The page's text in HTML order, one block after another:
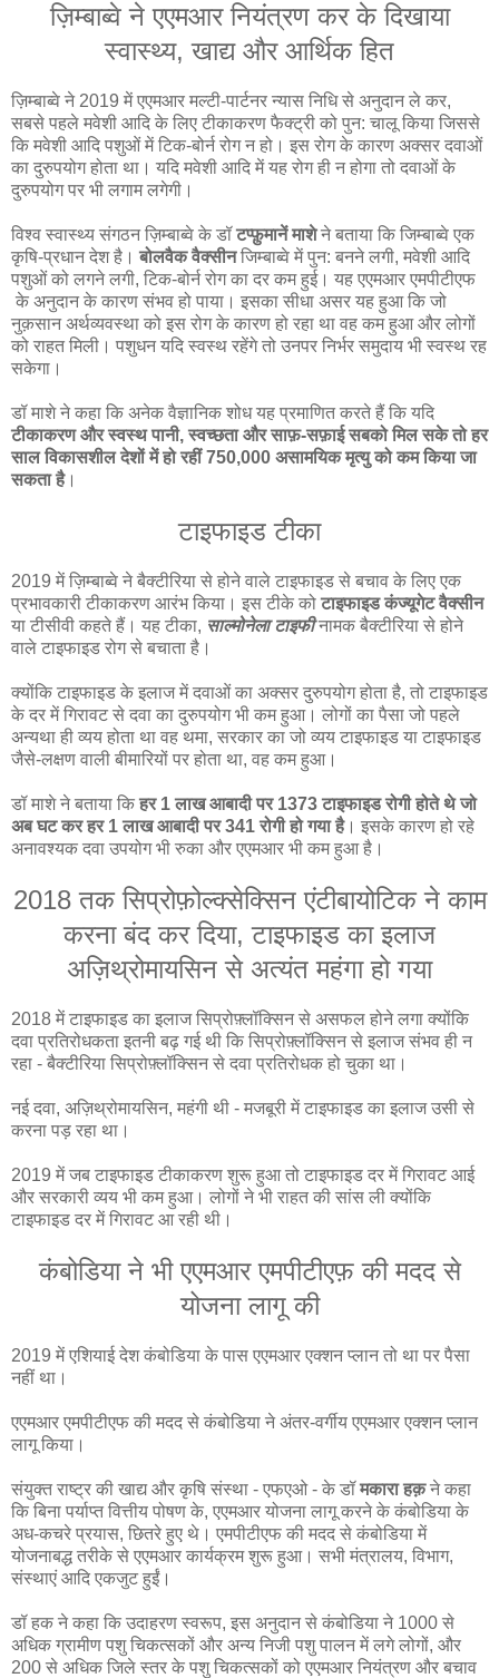
ज़िम्बाब्वे ने एएमआर नियंत्रण कर के दिखाया
स्वास्थ्य, खाद्य और आर्थिक हित
ज़िम्बाब्वे ने 2019 में एएमआर मल्टी-पार्टनर न्यास निधि से अनुदान ले कर,
सबसे पहले मवेशी आदि के लिए टीकाकरण फैक्ट्री को पुन: चालू किया जिससे
कि मवेशी आदि पशुओं में टिक-बोर्न रोग न हो। इस रोग के कारण अक्सर दवाओं
का दुरुपयोग होता था। यदि मवेशी आदि में यह रोग ही न होगा तो दवाओं के
दुरुपयोग पर भी लगाम लगेगी।
विश्व स्वास्थ्य संगठन ज़िम्बाब्वे के डॉटप्फ़ुमानें माशेने बताया कि जिम्बाब्वे एक
कृषि-प्रधान देश है।बोलवैक वैक्सीनजिम्बाब्वे में पुन: बनने लगी, मवेशी आदि
पशुओं को लगने लगी, टिक-बोर्न रोग का दर कम हुई। यह एएमआर एमपीटीएफ
के अनुदान के कारण संभव हो पाया। इसका सीधा असर यह हुआ कि जो
नुक़सान अर्थव्यवस्था को इस रोग के कारण हो रहा था वह कम हुआ और लोगों
को राहत मिली। पशुधन यदि स्वस्थ रहेंगे तो उनपर निर्भर समुदाय भी स्वस्थ रह
सकेगा।
डॉ माशे ने कहा कि अनेक वैज्ञानिक शोध यह प्रमाणित करते हैं कि यदि
टीकाकरण और स्वस्थ पानी, स्वच्छता और साफ़-सफ़ाई सबको मिल सके तो हर
साल विकासशील देशों में हो रहीं 750,000 असामयिक मृत्यु को कम किया जा
सकता है।
टाइफाइड टीका
2019 में ज़िम्बाब्वे ने बैक्टीरिया से होने वाले टाइफाइड से बचाव के लिए एक
प्रभावकारी टीकाकरण आरंभ किया। इस टीके कोटाइफाइड कंज्यूगेट वैक्सीन
या टीसीवी कहते हैं। यह टीका, साल्मोनेला टाइफीनामक बैक्टीरिया से होने
वाले टाइफाइड रोग से बचाता है।
क्योंकि टाइफाइड के इलाज में दवाओं का अक्सर दुरुपयोग होता है, तो टाइफाइड
के दर में गिरावट से दवा का दुरुपयोग भी कम हुआ। लोगों का पैसा जो पहले
अन्यथा ही व्यय होता था वह थमा, सरकार का जो व्यय टाइफाइड या टाइफाइड
जैसे-लक्षण वाली बीमारियों पर होता था, वह कम हुआ।
डॉ माशे ने बताया किहर 1 लाख आबादी पर 1373 टाइफाइड रोगी होते थे जो
अब घट कर हर 1 लाख आबादी पर 341 रोगी हो गया है। इसके कारण हो रहे
अनावश्यक दवा उपयोग भी रुका और एएमआर भी कम हुआ है।
2018 तक सिप्रोफ़ोल्क्सेक्सिन एंटीबायोटिक ने काम
करना बंद कर दिया, टाइफाइड का इलाज
अज़िथ्रोमायसिन से अत्यंत महंगा हो गया
2018 में टाइफाइड का इलाज सिप्रोफ़्लॉक्सिन से असफल होने लगा क्योंकि
दवा प्रतिरोधकता इतनी बढ़ गई थी कि सिप्रोफ़्लॉक्सिन से इलाज संभव ही न
रहा - बैक्टीरिया सिप्रोफ़्लॉक्सिन से दवा प्रतिरोधक हो चुका था।
नई दवा, अज़िथ्रोमायसिन, महंगी थी - मजबूरी में टाइफाइड का इलाज उसी से
करना पड़ रहा था।
2019 में जब टाइफाइड टीकाकरण शुरू हुआ तो टाइफाइड दर में गिरावट आई
और सरकारी व्यय भी कम हुआ। लोगों ने भी राहत की सांस ली क्योंकि
टाइफाइड दर में गिरावट आ रही थी।
कंबोडिया ने भी एएमआर एमपीटीएफ़ की मदद से
योजना लागू की
2019 में एशियाई देश कंबोडिया के पास एएमआर एक्शन प्लान तो था पर पैसा
नहीं था।
एएमआर एमपीटीएफ की मदद से कंबोडिया ने अंतर-वर्गीय एएमआर एक्शन प्लान
लागू किया।
संयुक्त राष्ट्र की खाद्य और कृषि संस्था - एफएओ - के डॉमकारा हक़ने कहा
कि बिना पर्याप्त वित्तीय पोषण के, एएमआर योजना लागू करने के कंबोडिया के
अध-कचरे प्रयास, छितरे हुए थे। एमपीटीएफ की मदद से कंबोडिया में
योजनाबद्ध तरीके से एएमआर कार्यक्रम शुरू हुआ। सभी मंत्रालय, विभाग,
संस्थाएं आदि एकजुट हुईं।
डॉ हक ने कहा कि उदाहरण स्वरूप, इस अनुदान से कंबोडिया ने 1000 से
अधिक ग्रामीण पशु चिकत्सकों और अन्य निजी पशु पालन में लगे लोगों, और
200 से अधिक जिले स्तर के पशु चिकत्सकों को एएमआर नियंत्रण और बचाव